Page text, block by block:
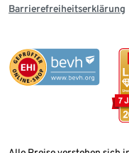
Barrierefreiheitserklärung